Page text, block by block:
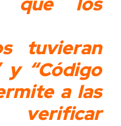
tuvieran
y “Código
a las